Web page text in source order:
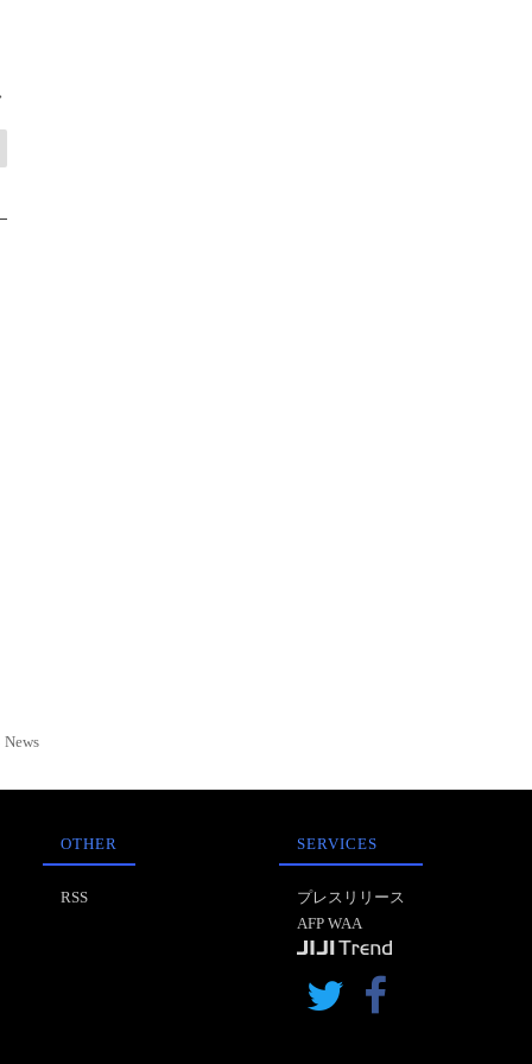
OTHER
RSS
SERVICES
プレスリリース
AFP WAA